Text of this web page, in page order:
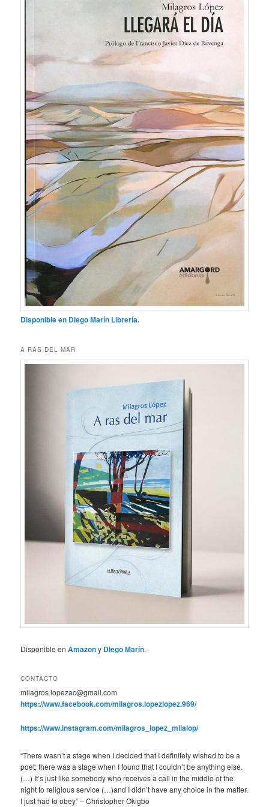
Disponible en Diego Marín Librería.
A RAS DEL MAR
Disponible en Amazony Diego Marín.
CONTACTO
milagros.lopezac@gmail.com
https://www.facebook.com/milagros.lopezlopez.969/
https://www.instagram.com/milagros_lopez_milalop/
“There wasn’t a stage when I decided that I definitely wished to be a
poet; there was a stage when I found that I couldn’t be anything else.
(…) It’s just like somebody who receives a call in the middle of the
night to religious service (…)and I didn’t have any choice in the matter.
I just had to obey” – Christopher Okigbo